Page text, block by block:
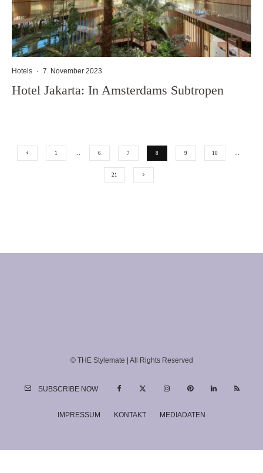
Hotels · 7. November 2023
Hotel Jakarta: In Amsterdams Subtropen
1 … 6 7 8 9 10 …
21
© THE Stylemate | All Rights Reserved
SUBSCRIBE NOW
IMPRESSUM KONTAKT MEDIADATEN